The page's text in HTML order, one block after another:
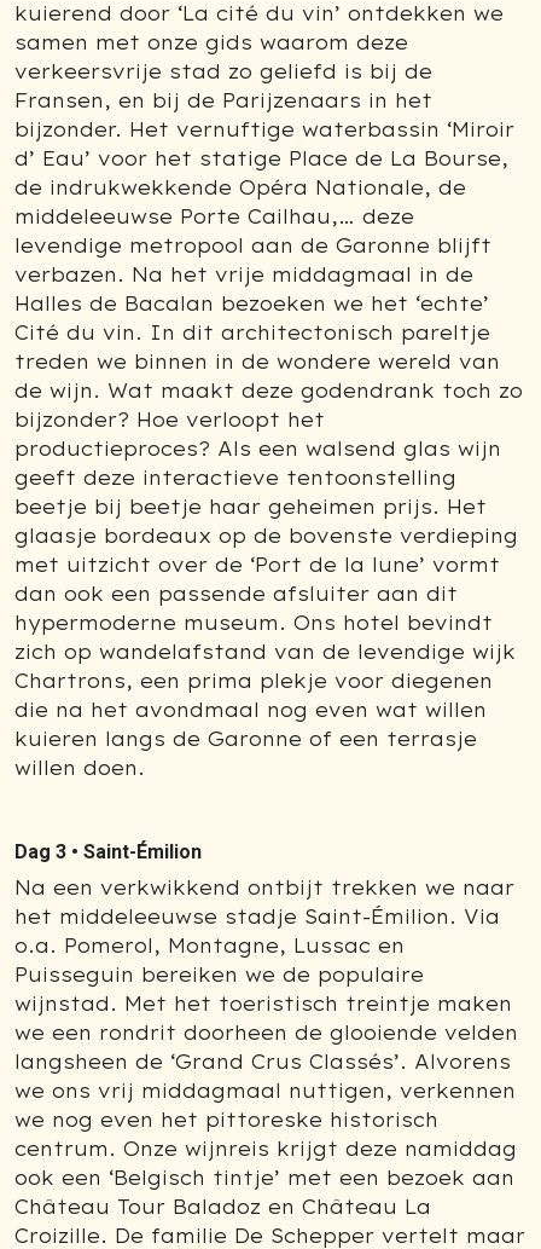
kuierend door ‘La cité du vin’ ontdekken we
samen met onze gids waarom deze
verkeersvrije stad zo geliefd is bij de
Fransen, en bij de Parijzenaars in het
bijzonder. Het vernuftige waterbassin ‘Miroir
d’ Eau’ voor het statige Place de La Bourse,
de indrukwekkende Opéra Nationale, de
middeleeuwse Porte Cailhau,… deze
levendige metropool aan de Garonne blijft
verbazen. Na het vrije middagmaal in de
Halles de Bacalan bezoeken we het ‘echte’
Cité du vin. In dit architectonisch pareltje
treden we binnen in de wondere wereld van
de wijn. Wat maakt deze godendrank toch zo
bijzonder? Hoe verloopt het
productieproces? Als een walsend glas wijn
geeft deze interactieve tentoonstelling
beetje bij beetje haar geheimen prijs. Het
glaasje bordeaux op de bovenste verdieping
met uitzicht over de ‘Port de la lune’ vormt
dan ook een passende afsluiter aan dit
hypermoderne museum. Ons hotel bevindt
zich op wandelafstand van de levendige wijk
Chartrons, een prima plekje voor diegenen
die na het avondmaal nog even wat willen
kuieren langs de Garonne of een terrasje
willen doen.
Dag 3 • Saint-Émilion
Na een verkwikkend ontbijt trekken we naar
het middeleeuwse stadje Saint-Émilion. Via
o.a. Pomerol, Montagne, Lussac en
Puisseguin bereiken we de populaire
wijnstad. Met het toeristisch treintje maken
we een rondrit doorheen de glooiende velden
langsheen de ‘Grand Crus Classés’. Alvorens
we ons vrij middagmaal nuttigen, verkennen
we nog even het pittoreske historisch
centrum. Onze wijnreis krijgt deze namiddag
ook een ‘Belgisch tintje’ met een bezoek aan
Château Tour Baladoz en Château La
Croizille. De familie De Schepper vertelt maar